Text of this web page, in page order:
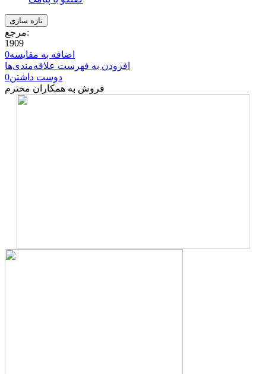
مرجع:
1909
اضافه به مقایسه0
افزودن به فهرست علاقه‌مندی‌ها
دوست داشتن0
فروش به همکاران محترم